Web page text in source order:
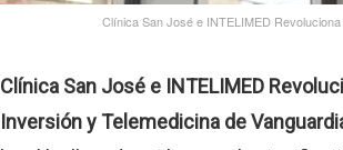
Clínica San José e INTELIMED
Clínica San José e INTELIMED
Inversión y Telemedicina de